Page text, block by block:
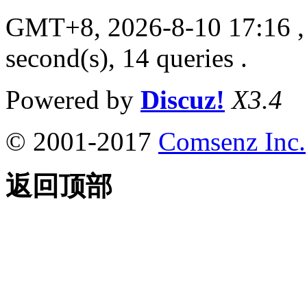
GMT+8, 2026-8-10 17:16
second(s), 14 queries .
Powered by Discuz! X3.4
© 2001-2017 Comsenz Inc.
返回顶部